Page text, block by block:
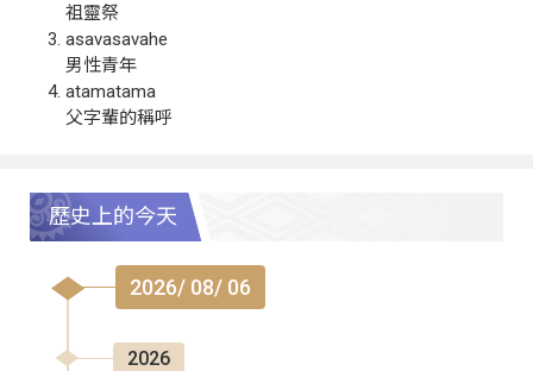
祖靈祭
asavasavahe
男性青年
atamatama
父字輩的稱呼
歷史上的今天
2026/ 08/ 06
2026